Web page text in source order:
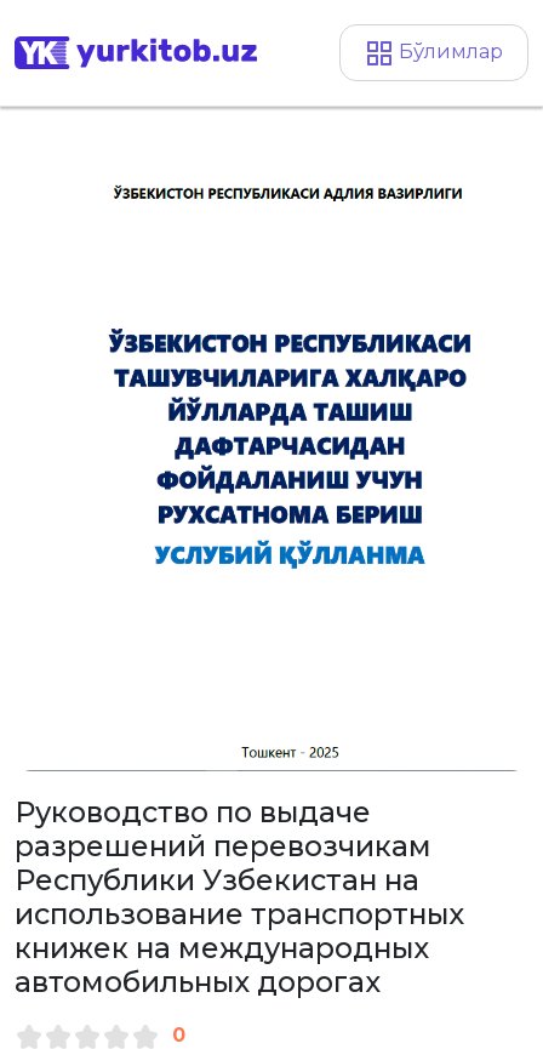
Бўлимлар
Руководство по выдаче
разрешений перевозчикам
Республики Узбекистан на
использование транспортных
книжек на международных
автомобильных дорогах
0